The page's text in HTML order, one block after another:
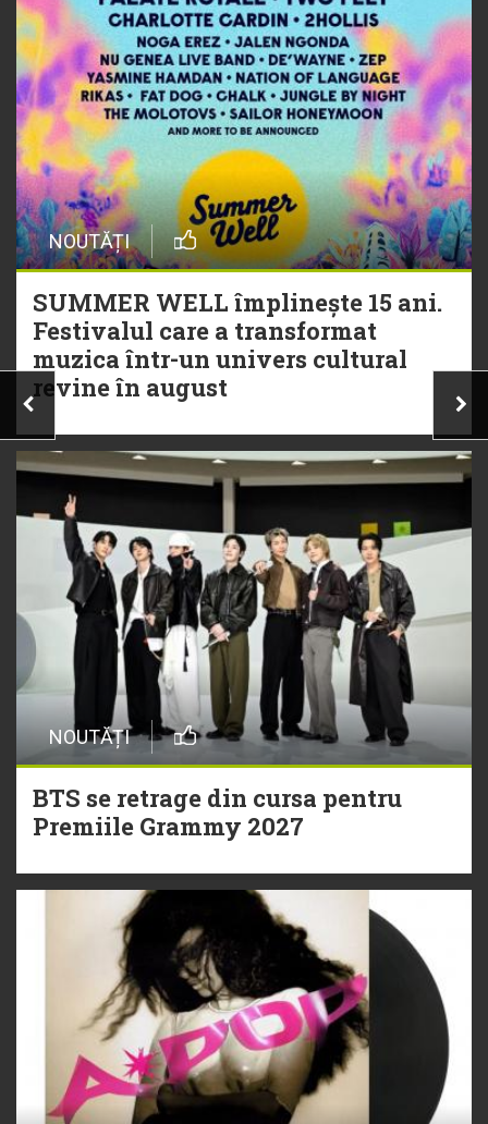
NOUTĂȚI
SUMMER WELL împlinește 15 ani.
Festivalul care a transformat
muzica într-un univers cultural
revine în august
NOUTĂȚI
BTS se retrage din cursa pentru
Premiile Grammy 2027